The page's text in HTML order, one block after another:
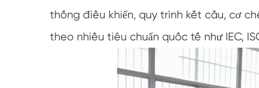
thống điều khiển, quy trình kết cấu, cơ
theo nhiều tiêu chuẩn quốc tế như IEC,